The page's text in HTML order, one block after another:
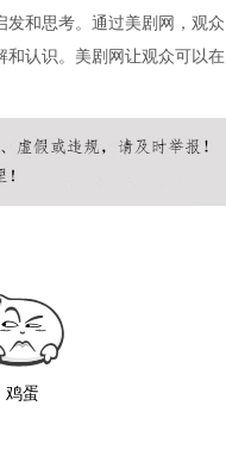
和思考。通过美剧网，观众
和认识。美剧网让观众可以在
鸡蛋